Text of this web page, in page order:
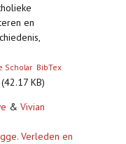
en
Scholar BibTex
KB)
& Vivian
Verleden en